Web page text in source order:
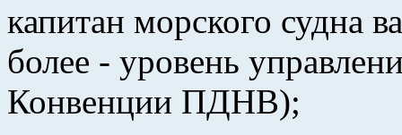
капитан морского судна
более - уровень
Конвенции ПДНВ);